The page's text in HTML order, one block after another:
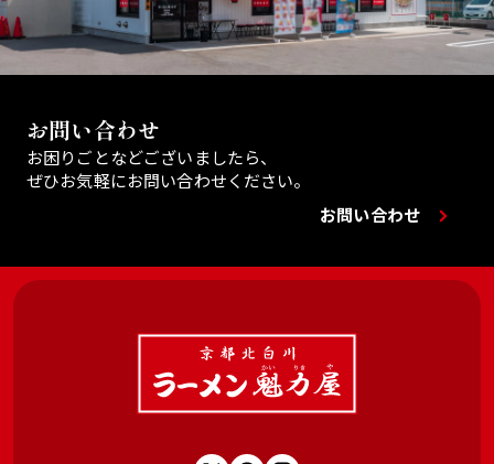
お問い合わせ
お困りごとなどございましたら、
ぜひお気軽にお問い合わせください。
お問い合わせ